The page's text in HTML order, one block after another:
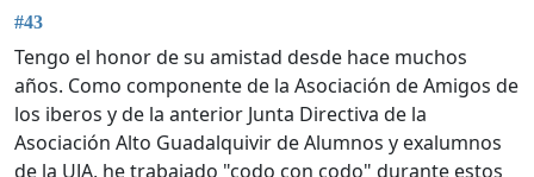
#43
Tengo el honor de su amistad desde hace muchos
años. Como componente de la Asociación de Amigos de
los iberos y de la anterior Junta Directiva de la
Asociación Alto Guadalquivir de Alumnos y exalumnos
de la UJA, he trabajado "codo con codo" durante estos